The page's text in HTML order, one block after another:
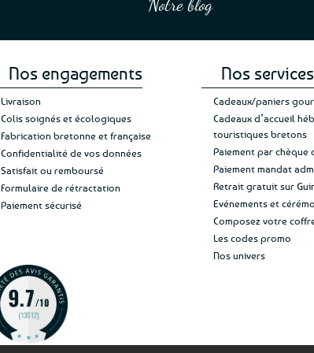
Tous nos
quelques
À conserver
Galettes et
une
et une équipe à l’écoute :-)”Patricia M.
de ma
Nos engagements
Livraison
Colis soignés et écologiques
Fabrication bretonne et française
Confidentialité de vos données
Satisfait ou remboursé
Formulaire de rétractation
Paiement sécurisé
Nos services
Cadeaux/paniers
Cadeaux d’accueil
touristiques bretons
Paiement par chèque
Paiement mandat
Retrait gratuit sur
Evénements et
Composez votre
Les codes promo
Nos univers